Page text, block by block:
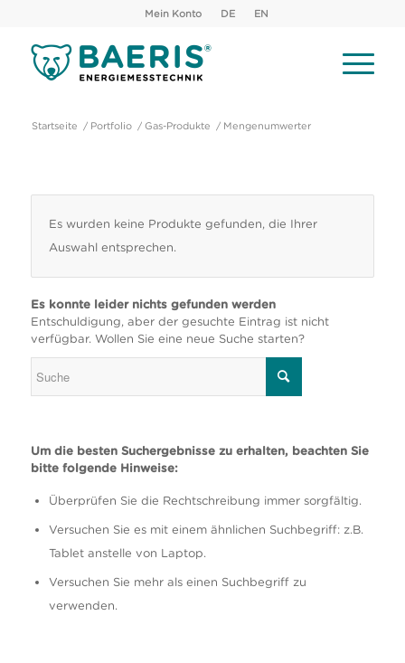
Mein Konto DE EN
Startseite / Portfolio / Gas-Produkte / Mengenumwerter
Es wurden keine Produkte gefunden, die Ihrer
Auswahl entsprechen.
Es konnte leider nichts gefunden werden
Entschuldigung, aber der gesuchte Eintrag ist nicht
verfügbar. Wollen Sie eine neue Suche starten?
Um die besten Suchergebnisse zu erhalten, beachten Sie
bitte folgende Hinweise:
Überprüfen Sie die Rechtschreibung immer sorgfältig.
Versuchen Sie es mit einem ähnlichen Suchbegriff: z.B.
Tablet anstelle von Laptop.
Versuchen Sie mehr als einen Suchbegriff zu
verwenden.